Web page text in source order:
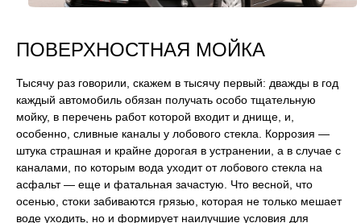
ПОВЕРХНОСТНАЯ МОЙКА
Тысячу раз говорили, скажем в тысячу первый: дважды в год
каждый автомобиль обязан получать особо тщательную
мойку, в перечень работ которой входит и днище, и,
особенно, сливные каналы у лобового стекла. Коррозия —
штука страшная и крайне дорогая в устранении, а в случае с
каналами, по которым вода уходит от лобового стекла на
асфальт — еще и фатальная зачастую. Что весной, что
осенью, стоки забиваются грязью, которая не только мешает
воде уходить, но и формирует наилучшие условия для